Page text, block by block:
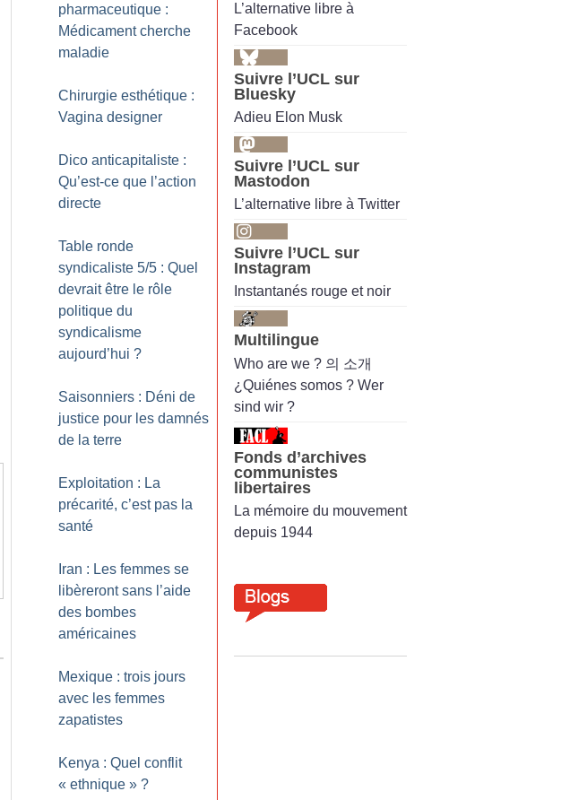
pharmaceutique :
Médicament cherche
maladie
Chirurgie esthétique :
Vagina designer
Dico anticapitaliste :
Qu’est-ce que l’action
directe
Table ronde
syndicaliste 5/5 : Quel
devrait être le rôle
politique du
syndicalisme
aujourd’hui ?
Saisonniers : Déni de
justice pour les damnés
de la terre
Exploitation : La
précarité, c’est pas la
santé
Iran : Les femmes se
libèreront sans l’aide
des bombes
américaines
Mexique : trois jours
avec les femmes
zapatistes
Kenya : Quel conflit
« ethnique » ?
L’alternative libre à
Facebook
Suivre l’UCL sur
Bluesky
Adieu Elon Musk
Suivre l’UCL sur
Mastodon
L’alternative libre à Twitter
Suivre l’UCL sur
Instagram
Instantanés rouge et noir
Multilingue
Who are we ? 의 소개
¿Quiénes somos ? Wer
sind wir ?
Fonds d’archives
communistes
libertaires
La mémoire du mouvement
depuis 1944